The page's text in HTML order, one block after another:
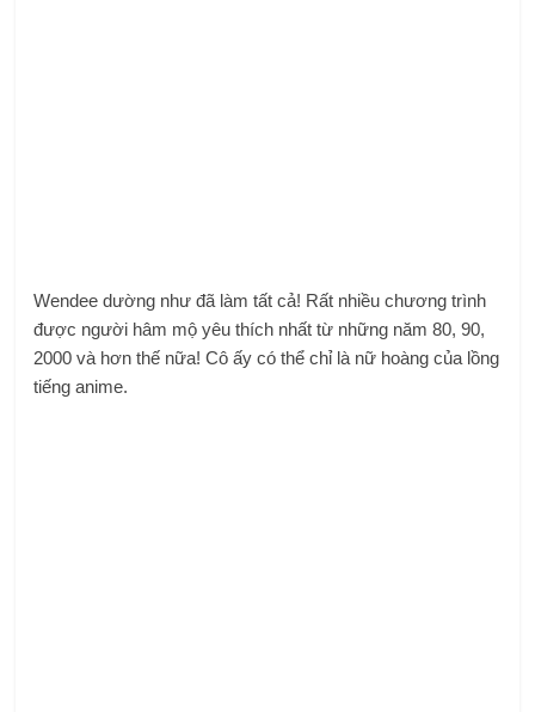
Wendee dường như đã làm tất cả! Rất nhiều chương trình
được người hâm mộ yêu thích nhất từ ​​những năm 80, 90,
2000 và hơn thế nữa! Cô ấy có thể chỉ là nữ hoàng của lồng
tiếng anime.